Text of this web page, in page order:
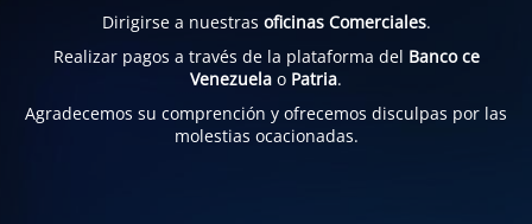
Dirigirse a nuestras oficinas Comerciales.
Realizar pagos a través de la plataforma del Banco ce
Venezuela o Patria.
Agradecemos su comprención y ofrecemos disculpas por las
molestias ocacionadas.